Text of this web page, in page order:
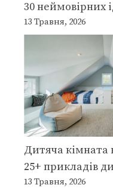
30 неймовірних
13 Травня, 2026
Дитяча кімната
25+ прикладів
13 Травня, 2026